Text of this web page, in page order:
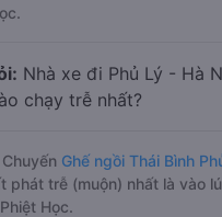
Nhà xe đi Phủ Lý - Hà
chạy trễ nhất?
Chuyến Ghế ngồi Thái Bình
phát trễ (muộn) nhất là vào
Học.